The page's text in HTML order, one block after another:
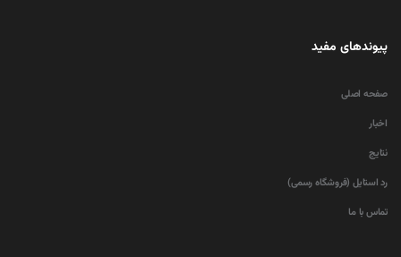
پیوندهای مفید
صفحه اصلی
اخبار
نتایج
رد استایل (فروشگاه رسمی)
تماس با ما